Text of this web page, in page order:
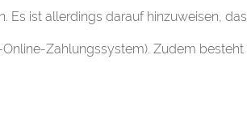
ist allerdings darauf hinzuweisen,
Zahlungssystem). Zudem